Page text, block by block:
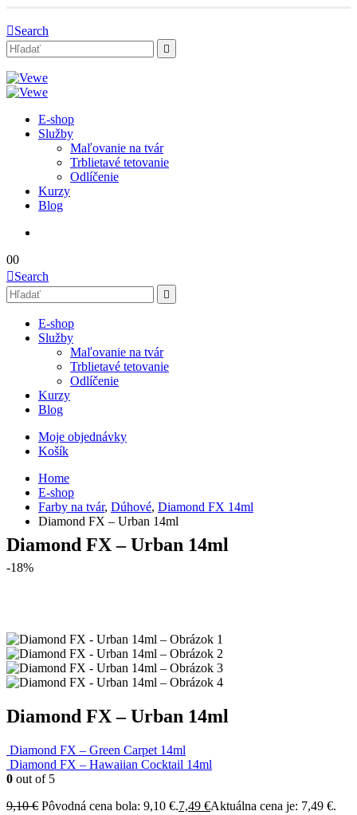
Search
E-shop
Služby
Maľovanie na tvár
Trblietavé tetovanie
Odlíčenie
Kurzy
Blog
00
Search
E-shop
Služby
Maľovanie na tvár
Trblietavé tetovanie
Odlíčenie
Kurzy
Blog
Moje objednávky
Košík
Home
E-shop
Farby na tvár, Dúhové, Diamond FX 14ml
Diamond FX – Urban 14ml
Diamond FX – Urban 14ml
-18%
Diamond FX – Urban 14ml
Diamond FX – Green Carpet 14ml
Diamond FX – Hawaiian Cocktail 14ml
0 out of 5
9,10€ Pôvodná cena bola: 9,10 €.7,49 €Aktuálna cena je: 7,49 €.